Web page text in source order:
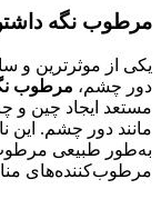
مرطوب نگه
یکی از موثرترین و
دور چشم، مرطوب
مستعد ایجاد چین و
مانند دور چشم. این
به‌طور طبیعی مرطوب
مرطوب‌کننده‌های